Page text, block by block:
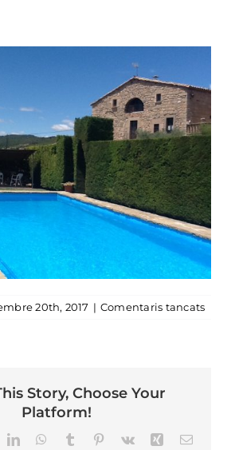
20th, 2017 | Comentaris tancatsa
Story, Choose Your
Platform!
LinkedInWhatsApp
TumblrPinterest
Vk XingEmail